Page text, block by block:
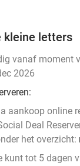
kleine letters
vanaf moment
2026
aankoop online
Deal
het overzicht:
kunt tot 5 dagen